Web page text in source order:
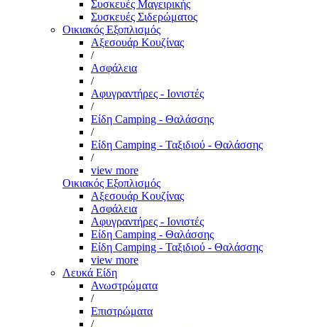
Συσκευές Μαγειρικής
Συσκευές Σιδερώματος
Οικιακός Εξοπλισμός
Αξεσουάρ Κουζίνας
/
Ασφάλεια
/
Αφυγραντήρες - Ιονιστές
/
Είδη Camping - Θαλάσσης
/
Είδη Camping - Ταξιδιού - Θαλάσσης
/
view more
Οικιακός Εξοπλισμός
Αξεσουάρ Κουζίνας
Ασφάλεια
Αφυγραντήρες - Ιονιστές
Είδη Camping - Θαλάσσης
Είδη Camping - Ταξιδιού - Θαλάσσης
view more
Λευκά Είδη
Ανωστρώματα
/
Επιστρώματα
/